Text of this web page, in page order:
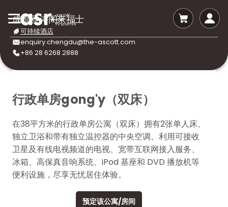
成都雅诗阁来福士
可持续酒店
enquiry.chengdu@the-ascott.com
+86 28 6268 2888
行政单房gong'y（双床）
在38平方米的行政单房公寓（双床）拥有2张单人床、
独立卫浴和带有独立温控器的中央空调。利用可接收
卫星及有线电视频道的电视、宽带互联网接入服务、
冰箱、高保真音响系统、iPod 基座和 DVD 播放机等
便利设施，尽享无忧居住体验。
预定该公寓/房间